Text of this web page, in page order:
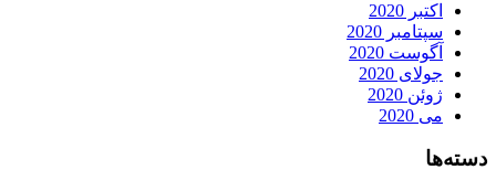
اکتبر 2020
سپتامبر 2020
آگوست 2020
جولای 2020
ژوئن 2020
می 2020
دسته‌ها